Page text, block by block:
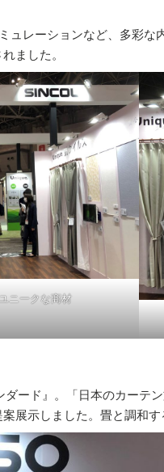
ュレーションなど、多彩
ました。
ニークな商材
ード』。「日本のカーテ
展示しました。畳と調和